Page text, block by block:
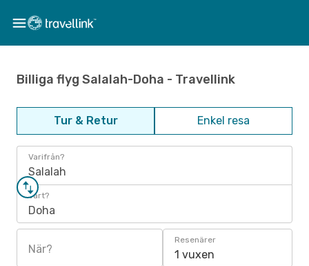
Billiga flyg Salalah-Doha - Travellink
Tur & Retur Enkel resa
Varifrån?
Salalah
Vart?
Doha
När?
Resenärer
1 vuxen